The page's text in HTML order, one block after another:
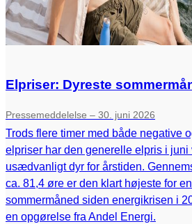
Elpriser: Dyreste
Pressemeddelelse – 30. juni 2026
Trods flere timer med både negative
elpriser har den generelle elpris i
usædvanligt dyr for årstiden.
ca. 81,4 øre er den klart højeste for en
sommermåned siden energikrisen i
en opgørelse fra Andel Energi.